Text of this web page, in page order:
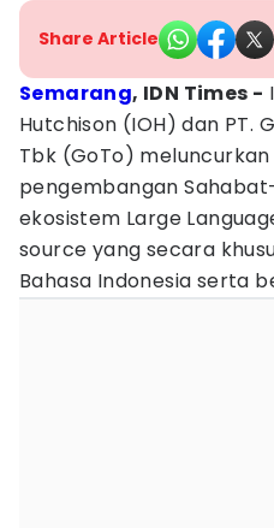
Share Article
Semarang, IDN Times -
Hutchison (IOH) dan PT.
Tbk (GoTo)
pengembangan
ekosistem Large
source yang secara
Bahasa Indonesia serta